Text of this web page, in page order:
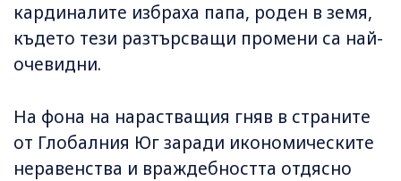
кардиналите избраха папа, роден в земя,
където тези разтърсващи промени са най-
очевидни.
На фона на нарастващия гняв в страните
от Глобалния Юг заради икономическите
неравенства и враждебността отдясно